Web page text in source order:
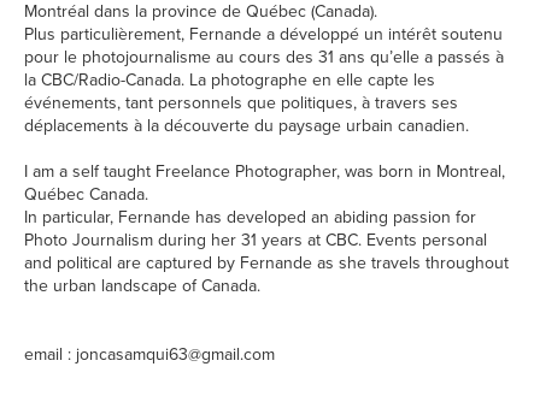
Montréal dans la province de Québec (Canada).
Plus particulièrement, Fernande a développé un intérêt soutenu
pour le photojournalisme au cours des 31 ans qu’elle a passés à
la CBC/Radio-Canada. La photographe en elle capte les
événements, tant personnels que politiques, à travers ses
déplacements à la découverte du paysage urbain canadien.
I am a self taught Freelance Photographer, was born in Montreal,
Québec Canada.
In particular, Fernande has developed an abiding passion for
Photo Journalism during her 31 years at CBC. Events personal
and political are captured by Fernande as she travels throughout
the urban landscape of Canada.
email : joncasamqui63@gmail.com